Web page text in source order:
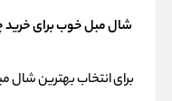
شال مبل خوب برای خرید
برای انتخاب بهترین شال